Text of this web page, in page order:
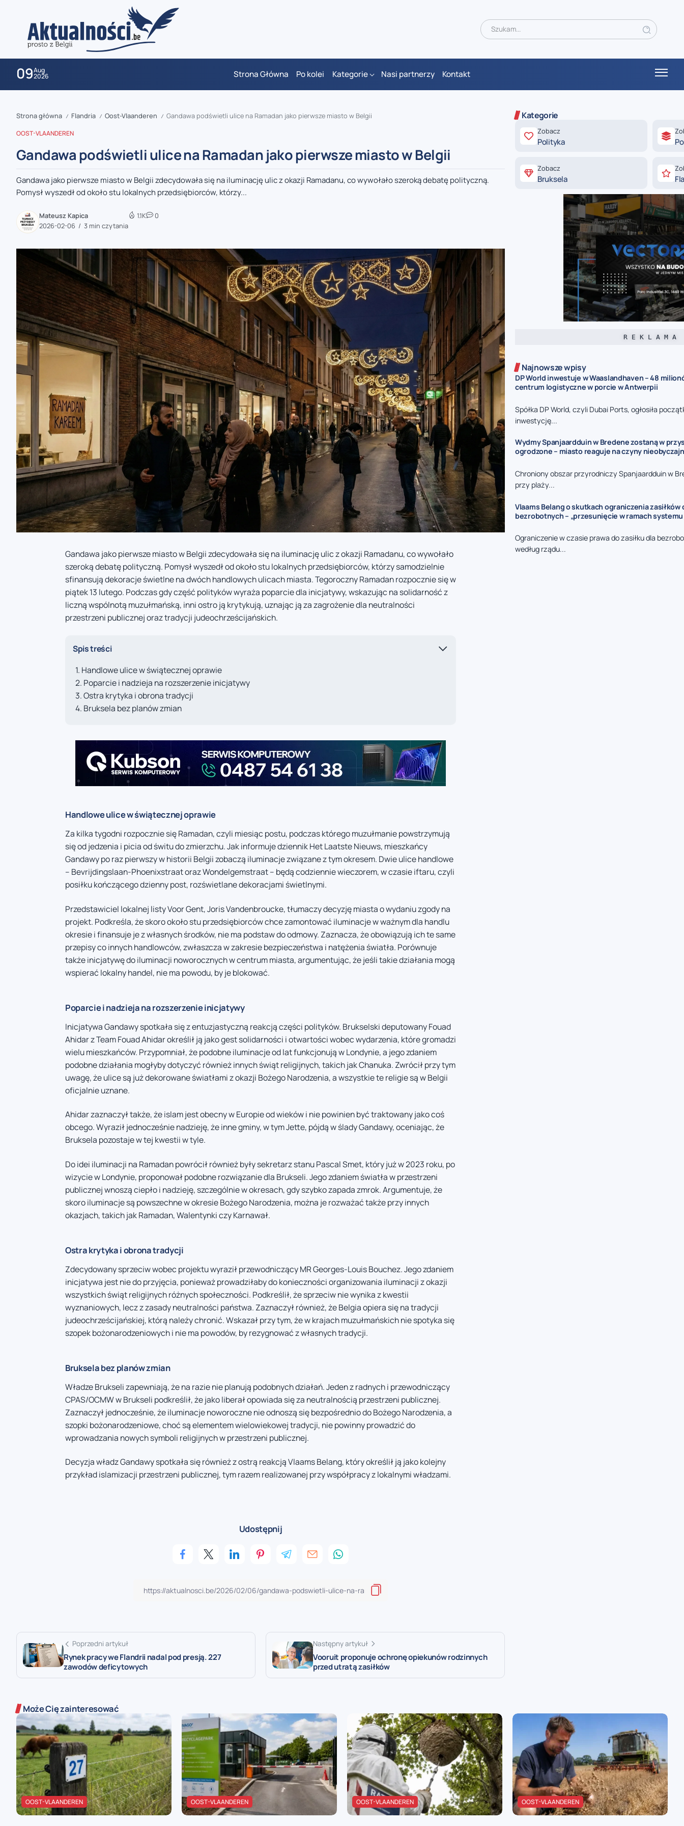
09Aug
2026 Strona Główna Po kolei Kategorie Nasi partnerzy Kontakt
zaobserwuj nas
zaobserwuj nas
zaobserwuj nas
zaobserwuj nas
zaobserwuj nas
Strona główna / Flandria / Oost-Vlaanderen / Gandawa podświetli ulice na Ramadan jako pierwsze miasto w Belgii
OOST-VLAANDEREN
Gandawa podświetli ulice na Ramadan jako pierwsze miasto w Belgii
Gandawa jako pierwsze miasto w Belgii zdecydowała się na iluminację ulic z okazji Ramadanu, co wywołało szeroką debatę polityczną.
Pomysł wyszedł od około stu lokalnych przedsiębiorców, którzy...
Mateusz Kapica
2026-02-06
3 min czytania
1.1K 0
Gandawa jako pierwsze miasto w Belgii zdecydowała się na iluminację ulic z okazji Ramadanu, co wywołało
szeroką debatę polityczną. Pomysł wyszedł od około stu lokalnych przedsiębiorców, którzy samodzielnie
sfinansują dekoracje świetlne na dwóch handlowych ulicach miasta. Tegoroczny Ramadan rozpocznie się w
piątek 13 lutego. Podczas gdy część polityków wyraża poparcie dla inicjatywy, wskazując na solidarność z
liczną wspólnotą muzułmańską, inni ostro ją krytykują, uznając ją za zagrożenie dla neutralności
przestrzeni publicznej oraz tradycji judeochrześcijańskich.
Spis treści
Handlowe ulice w świątecznej oprawie
Poparcie i nadzieja na rozszerzenie inicjatywy
Ostra krytyka i obrona tradycji
Bruksela bez planów zmian
Handlowe ulice w świątecznej oprawie
Za kilka tygodni rozpocznie się Ramadan, czyli miesiąc postu, podczas którego muzułmanie powstrzymują
się od jedzenia i picia od świtu do zmierzchu. Jak informuje dziennik Het Laatste Nieuws, mieszkańcy
Gandawy po raz pierwszy w historii Belgii zobaczą iluminacje związane z tym okresem. Dwie ulice handlowe
– Bevrijdingslaan-Phoenixstraat oraz Wondelgemstraat – będą codziennie wieczorem, w czasie iftaru, czyli
posiłku kończącego dzienny post, rozświetlane dekoracjami świetlnymi.
Przedstawiciel lokalnej listy Voor Gent, Joris Vandenbroucke, tłumaczy decyzję miasta o wydaniu zgody na
projekt. Podkreśla, że skoro około stu przedsiębiorców chce zamontować iluminacje w ważnym dla handlu
okresie i finansuje je z własnych środków, nie ma podstaw do odmowy. Zaznacza, że obowiązują ich te same
przepisy co innych handlowców, zwłaszcza w zakresie bezpieczeństwa i natężenia światła. Porównuje
także inicjatywę do iluminacji noworocznych w centrum miasta, argumentując, że jeśli takie działania mogą
wspierać lokalny handel, nie ma powodu, by je blokować.
Poparcie i nadzieja na rozszerzenie inicjatywy
Inicjatywa Gandawy spotkała się z entuzjastyczną reakcją części polityków. Brukselski deputowany Fouad
Ahidar z Team Fouad Ahidar określił ją jako gest solidarności i otwartości wobec wydarzenia, które gromadzi
wielu mieszkańców. Przypomniał, że podobne iluminacje od lat funkcjonują w Londynie, a jego zdaniem
podobne działania mogłyby dotyczyć również innych świąt religijnych, takich jak Chanuka. Zwrócił przy tym
uwagę, że ulice są już dekorowane światłami z okazji Bożego Narodzenia, a wszystkie te religie są w Belgii
oficjalnie uznane.
Ahidar zaznaczył także, że islam jest obecny w Europie od wieków i nie powinien być traktowany jako coś
obcego. Wyraził jednocześnie nadzieję, że inne gminy, w tym Jette, pójdą w ślady Gandawy, oceniając, że
Bruksela pozostaje w tej kwestii w tyle.
Do idei iluminacji na Ramadan powrócił również były sekretarz stanu Pascal Smet, który już w 2023 roku, po
wizycie w Londynie, proponował podobne rozwiązanie dla Brukseli. Jego zdaniem światła w przestrzeni
publicznej wnoszą ciepło i nadzieję, szczególnie w okresach, gdy szybko zapada zmrok. Argumentuje, że
skoro iluminacje są powszechne w okresie Bożego Narodzenia, można je rozważać także przy innych
okazjach, takich jak Ramadan, Walentynki czy Karnawał.
Ostra krytyka i obrona tradycji
Zdecydowany sprzeciw wobec projektu wyraził przewodniczący MR Georges-Louis Bouchez. Jego zdaniem
inicjatywa jest nie do przyjęcia, ponieważ prowadziłaby do konieczności organizowania iluminacji z okazji
wszystkich świąt religijnych różnych społeczności. Podkreślił, że sprzeciw nie wynika z kwestii
wyznaniowych, lecz z zasady neutralności państwa. Zaznaczył również, że Belgia opiera się na tradycji
judeochrześcijańskiej, którą należy chronić. Wskazał przy tym, że w krajach muzułmańskich nie spotyka się
szopek bożonarodzeniowych i nie ma powodów, by rezygnować z własnych tradycji.
Bruksela bez planów zmian
Władze Brukseli zapewniają, że na razie nie planują podobnych działań. Jeden z radnych i przewodniczący
CPAS/OCMW w Brukseli podkreślił, że jako liberał opowiada się za neutralnością przestrzeni publicznej.
Zaznaczył jednocześnie, że iluminacje noworoczne nie odnoszą się bezpośrednio do Bożego Narodzenia, a
szopki bożonarodzeniowe, choć są elementem wielowiekowej tradycji, nie powinny prowadzić do
wprowadzania nowych symboli religijnych w przestrzeni publicznej.
Decyzja władz Gandawy spotkała się również z ostrą reakcją Vlaams Belang, który określił ją jako kolejny
przykład islamizacji przestrzeni publicznej, tym razem realizowanej przy współpracy z lokalnymi władzami.
Udostępnij
Poprzedni artykuł
Rynek pracy we Flandrii nadal pod presją. 227
zawodów deficytowych
Następny artykuł
Vooruit proponuje ochronę opiekunów rodzinnych
przed utratą zasiłków
Kategorie
Zobacz
Polityka
Zobacz
Bruksela
R E K L A M A
Najnowsze wpisy
DP World inwestuje w Waaslandhaven – 48
centrum logistyczne w porcie w Antwerpii
Spółka DP World, czyli Dubai Ports, ogłosiła
inwestycję...
Wydmy Spanjaardduin w Bredene zostaną w
ogrodzone – miasto reaguje na czyny
Chroniony obszar przyrodniczy Spanjaardduin w
przy plaży...
Vlaams Belang o skutkach ograniczenia zasiłków
bezrobotnych – „przesunięcie w ramach systemu
Ograniczenie w czasie prawa do zasiłku dla
według rządu...
Może Cię zainteresować
OOST-VLAANDEREN OOST-VLAANDEREN OOST-VLAANDEREN OOST-VLAANDEREN